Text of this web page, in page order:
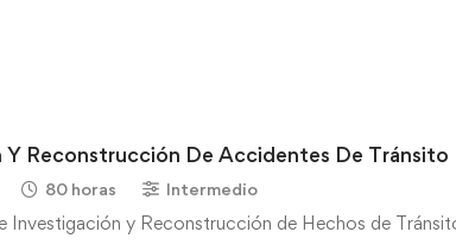
Y Reconstrucción De Accidentes De Tránsito
80 horas Intermedio
Investigación y Reconstrucción de Hechos de